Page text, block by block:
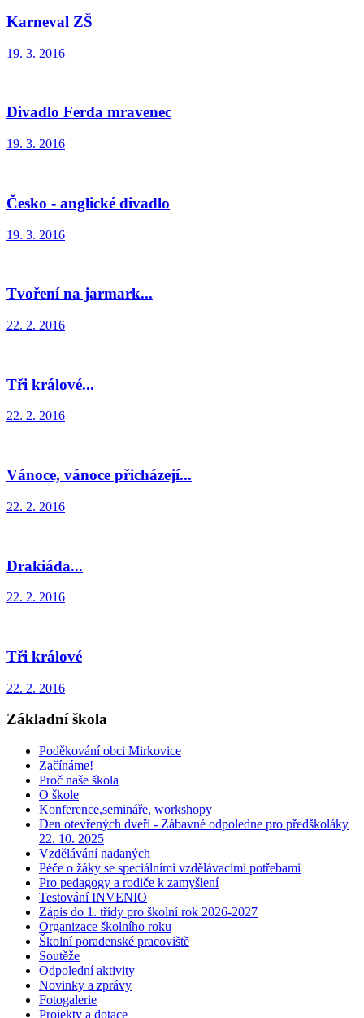
Karneval ZŠ
19. 3. 2016
Divadlo Ferda mravenec
19. 3. 2016
Česko - anglické divadlo
19. 3. 2016
Tvoření na jarmark...
22. 2. 2016
Tři králové...
22. 2. 2016
Vánoce, vánoce přicházejí...
22. 2. 2016
Drakiáda...
22. 2. 2016
Tři králové
22. 2. 2016
Základní škola
Poděkování obci Mirkovice
Začínáme!
Proč naše škola
O škole
Konference,semináře, workshopy
Den otevřených dveří - Zábavné odpoledne pro předškoláky
22. 10. 2025
Vzdělávání nadaných
Péče o žáky se speciálními vzdělávacími potřebami
Pro pedagogy a rodiče k zamyšlení
Testování INVENIO
Zápis do 1. třídy pro školní rok 2026-2027
Organizace školního roku
Školní poradenské pracoviště
Soutěže
Odpolední aktivity
Novinky a zprávy
Fotogalerie
Projekty a dotace